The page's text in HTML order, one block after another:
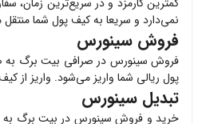
نمی‌دارد و سریعا به کیف پول شما
فروش سینورس
فروش سینورس در صرافی بیت برگ
پول ریالی شما واریز می‌شود. واریز از
تبدیل سینورس
خرید و فروش سینورس در بیت برگ به